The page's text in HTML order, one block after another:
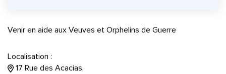
Venir en aide aux Veuves et Orphelins de Guerre
Localisation :
17 Rue des Acacias,